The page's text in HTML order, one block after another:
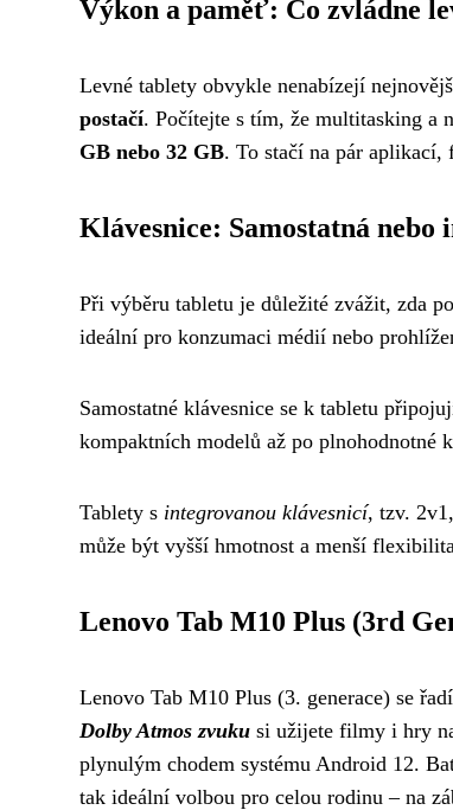
Výkon a paměť: Co zvládne
Levné tablety obvykle nenabízejí
postačí. Počítejte s tím, že multitasking a
GB nebo 32 GB. To stačí na pár
Klávesnice: Samostatná nebo
Při výběru tabletu je důležité zvážit, zda
ideální pro konzumaci médií nebo
Samostatné klávesnice se k tabletu
kompaktních modelů až po plnohodnotné
Tablety s integrovanou klávesnicí, tzv.
může být vyšší hmotnost a menší
Lenovo Tab M10 Plus (3rd
Lenovo Tab M10 Plus (3. generace) se
Dolby Atmos zvuku si užijete filmy i hry
plynulým chodem systému Android 12.
tak ideální volbou pro celou rodinu – na